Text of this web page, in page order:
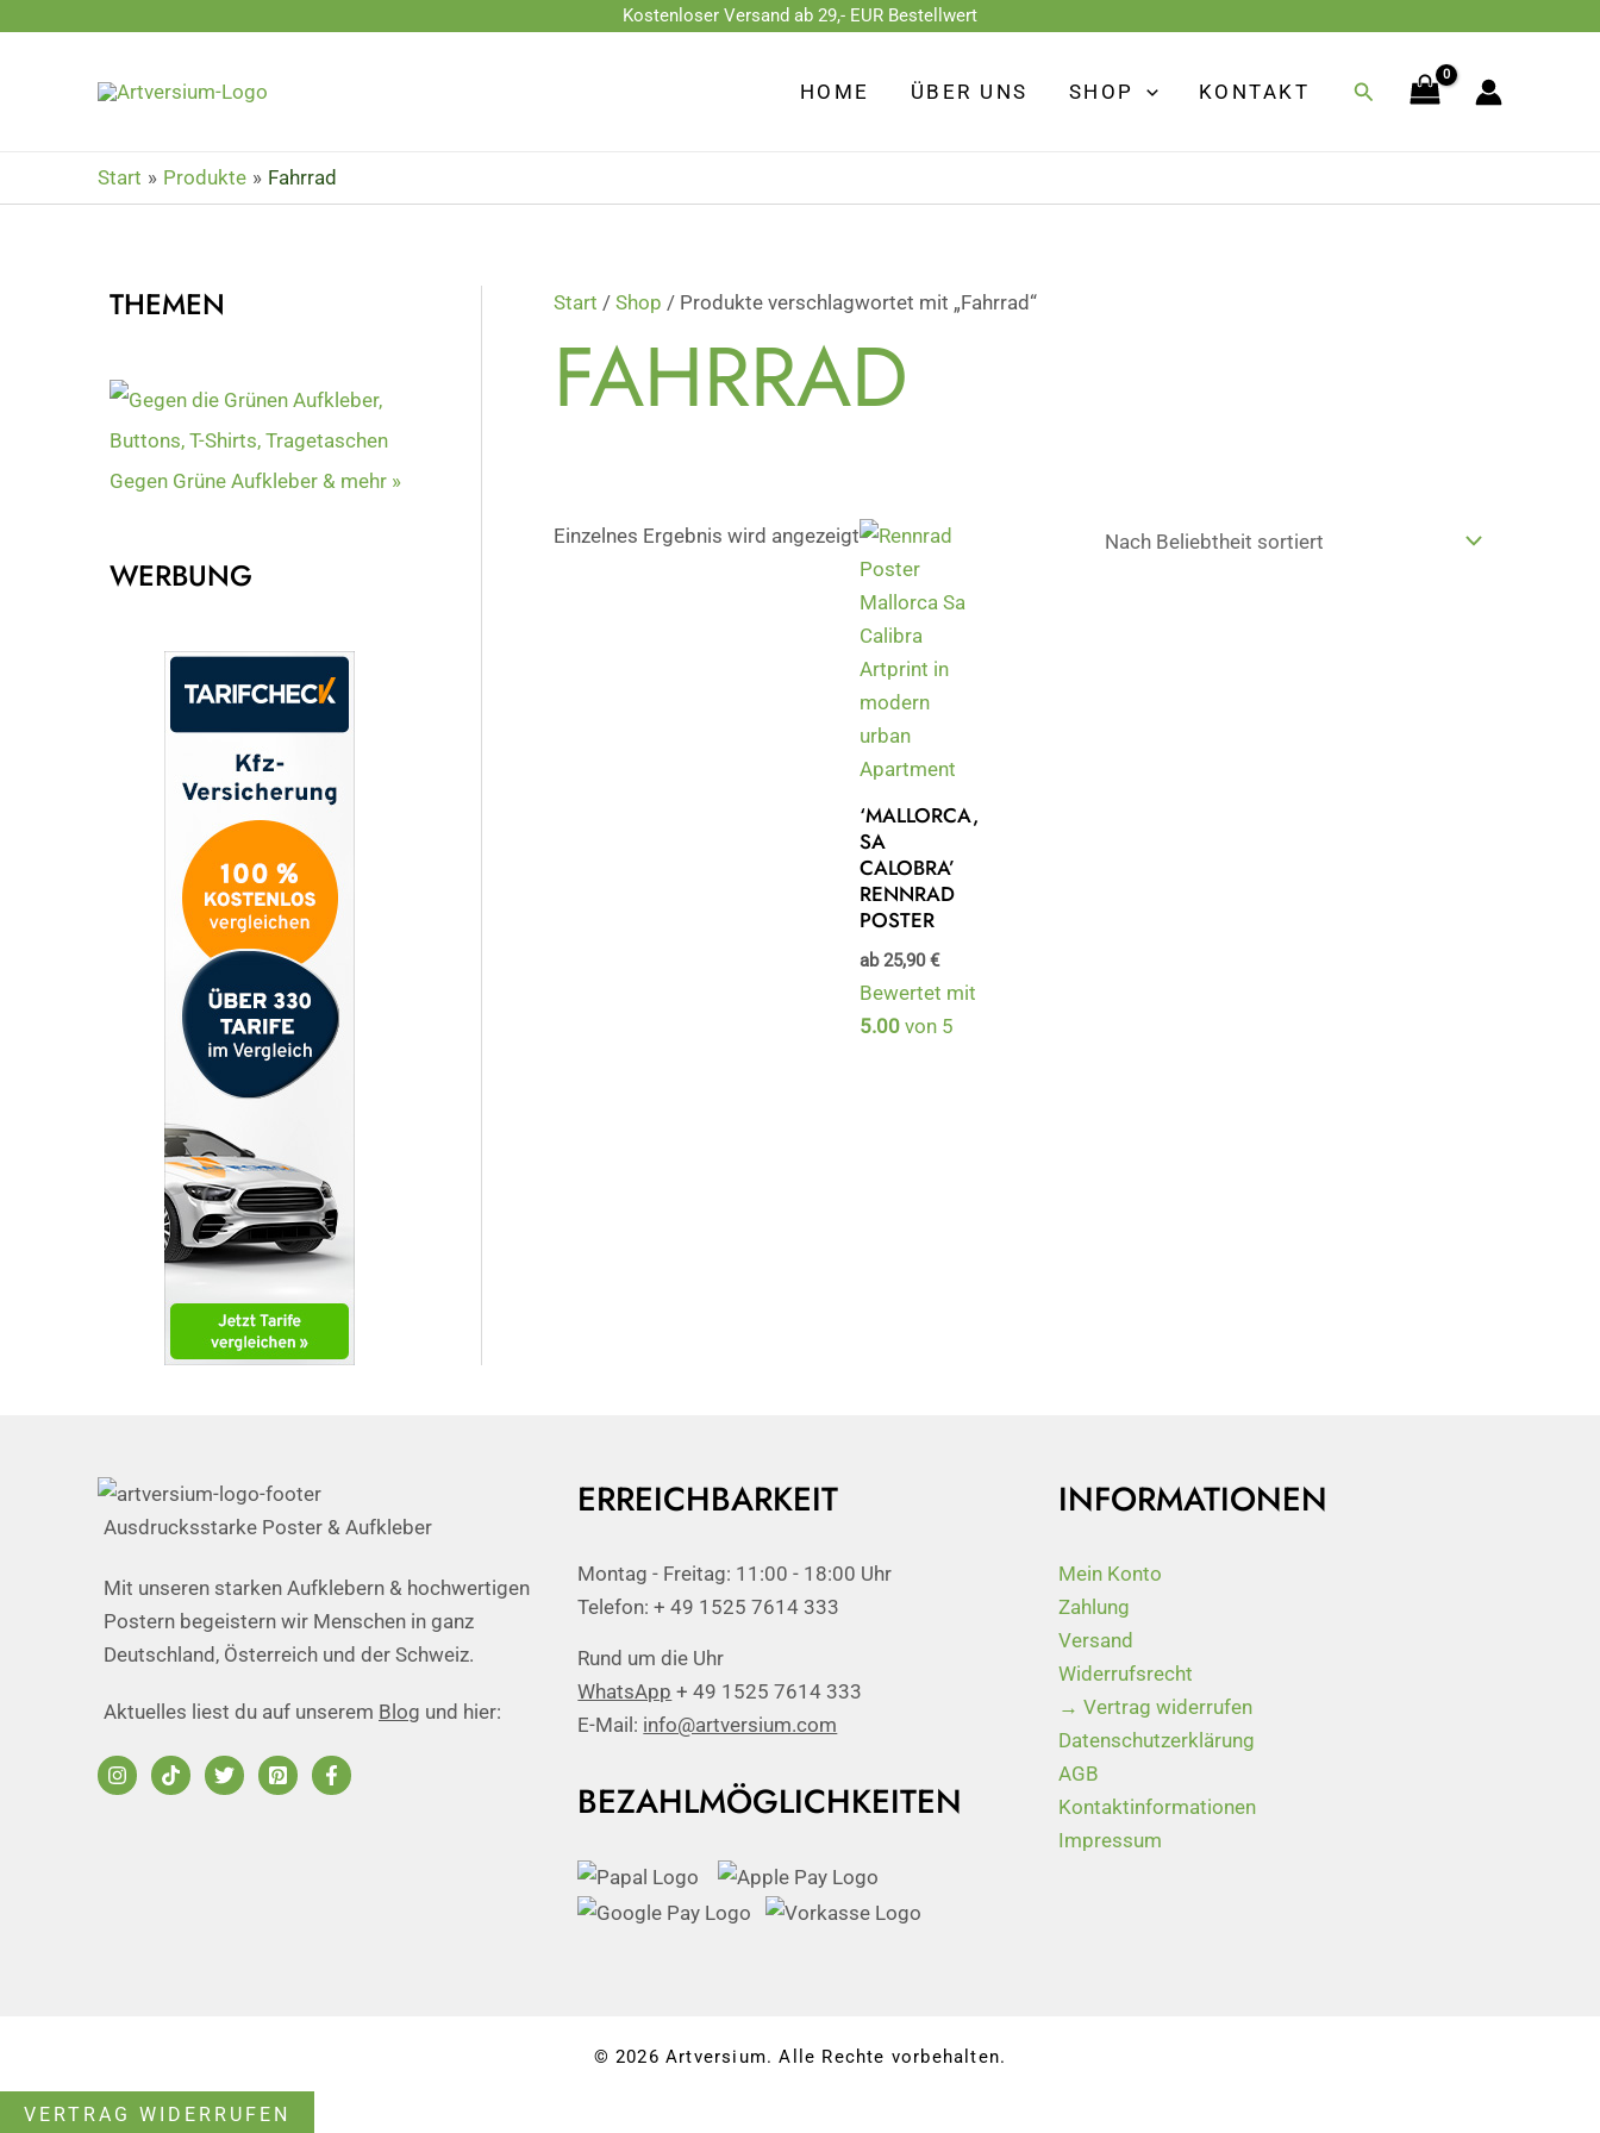
Kostenloser Versand ab 29,- EUR Bestellwert
HOME ÜBER UNS SHOP KONTAKT Suchen
Start Produkte Fahrrad
THEMEN
Gegen Grüne Aufkleber & mehr »
WERBUNG
Start /Shop / Produkte verschlagwortet mit „Fahrrad“
FAHRRAD
Einzelnes Ergebnis wird angezeigt
‘MALLORCA,
SA
CALOBRA’
RENNRAD
POSTER
ab25,90€
Bewertet mit
5.00 von 5
Ausdrucksstarke Poster & Aufkleber
Mit unseren starken Aufklebern & hochwertigen
Postern begeistern wir Menschen in ganz
Deutschland, Österreich und der Schweiz.
Aktuelles liest du auf unserem Blog und hier:
ERREICHBARKEIT
Montag - Freitag: 11:00 - 18:00 Uhr
Telefon: + 49 1525 7614 333
Rund um die Uhr
WhatsApp + 49 1525 7614 333
E-Mail: info@artversium.com
BEZAHLMÖGLICHKEITEN
INFORMATIONEN
Mein Konto
Zahlung
Versand
Widerrufsrecht
→ Vertrag widerrufen
Datenschutzerklärung
AGB
Kontaktinformationen
Impressum
© 2026 Artversium. Alle Rechte vorbehalten.
VERTRAG WIDERRUFEN